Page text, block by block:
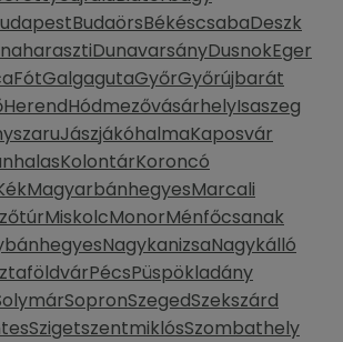
BudaörsBékéscsabaDeszk
DunavarsányDusnokEger
FótGalgagutaGyőrGyőrújbarát
HerendHódmezővásárhelyIsaszeg
JászjákóhalmaKaposvár
KolontárKoroncó
MagyarbánhegyesMarcali
MiskolcMonorMénfőcsanak
NagykanizsaNagykálló
PécsPüspökladány
SopronSzegedSzekszárd
SzigetszentmiklósSzombathely